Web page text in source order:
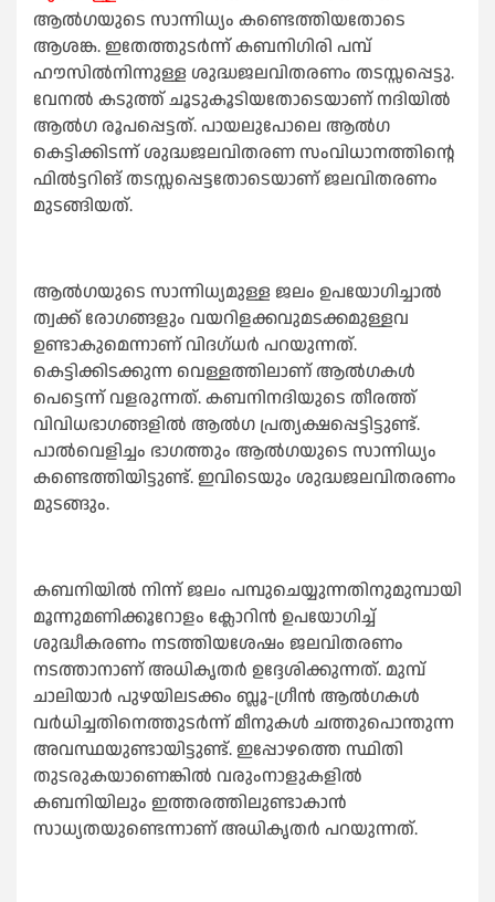
ആൽഗയുടെ സാന്നിധ്യം കണ്ടെത്തിയതോടെ
ആശങ്ക. ഇതേത്തുടർന്ന് കബനിഗിരി പമ്പ്
ഹൗസിൽനിന്നുള്ള ശുദ്ധജലവിതരണം തടസ്സപ്പെട്ടു.
വേനൽ കടുത്ത് ചൂടുകൂടിയതോടെയാണ് നദിയിൽ
ആൽഗ രൂപപ്പെട്ടത്. പായലുപോലെ ആൽഗ
കെട്ടിക്കിടന്ന് ശുദ്ധജലവിതരണ സംവിധാനത്തിന്റെ
ഫിൽട്ടറിങ് തടസ്സപ്പെട്ടതോടെയാണ് ജലവിതരണം
മുടങ്ങിയത്.
ആൽഗയുടെ സാന്നിധ്യമുള്ള ജലം ഉപയോഗിച്ചാൽ
ത്വക്ക് രോഗങ്ങളും വയറിളക്കവുമടക്കമുള്ളവ
ഉണ്ടാകുമെന്നാണ് വിദഗ്‌ധർ പറയുന്നത്.
കെട്ടിക്കിടക്കുന്ന വെള്ളത്തിലാണ് ആൽഗകൾ
പെട്ടെന്ന് വളരുന്നത്. കബനിനദിയുടെ തീരത്ത്
വിവിധഭാഗങ്ങളിൽ ആൽഗ പ്രത്യക്ഷപ്പെട്ടിട്ടുണ്ട്.
പാൽവെളിച്ചം ഭാഗത്തും ആൽഗയുടെ സാന്നിധ്യം
കണ്ടെത്തിയിട്ടുണ്ട്. ഇവിടെയും ശുദ്ധജലവിതരണം
മുടങ്ങും.
കബനിയിൽ നിന്ന് ജലം പമ്പുചെയ്യുന്നതിനുമുമ്പായി
മൂന്നുമണിക്കൂറോളം ക്ലോറിൻ ഉപയോഗിച്ച്
ശുദ്ധീകരണം നടത്തിയശേഷം ജലവിതരണം
നടത്താനാണ് അധികൃതർ ഉദ്ദേശിക്കുന്നത്. മുമ്പ്
ചാലിയാർ പുഴയിലടക്കം ബ്ലൂ-ഗ്രീൻ ആൽഗകൾ
വർധിച്ചതിനെത്തുടർന്ന് മീനുകൾ ചത്തുപൊന്തുന്ന
അവസ്ഥയുണ്ടായിട്ടുണ്ട്. ഇപ്പോഴത്തെ സ്ഥിതി
തുടരുകയാണെങ്കിൽ വരുംനാളുകളിൽ
കബനിയിലും ഇത്തരത്തിലുണ്ടാകാൻ
സാധ്യതയുണ്ടെന്നാണ് അധികൃതർ പറയുന്നത്.